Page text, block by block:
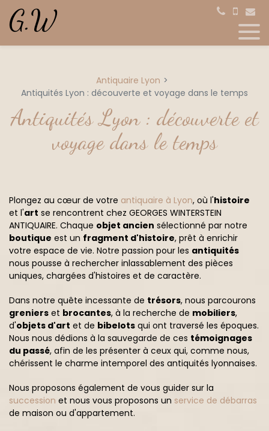
Antiquaire Lyon
Antiquités Lyon : découverte et voyage dans le temps
Antiquités Lyon : découverte et
voyage dans le temps
Plongez au cœur de votre antiquaire à Lyon, où l'histoire
et l'art se rencontrent chez GEORGES WINTERSTEIN
ANTIQUAIRE. Chaque objet ancien sélectionné par notre
boutique est un fragment d'histoire, prêt à enrichir
votre espace de vie. Notre passion pour les antiquités
nous pousse à rechercher inlassablement des pièces
uniques, chargées d'histoires et de caractère.
Dans notre quête incessante de trésors, nous parcourons
greniers et brocantes, à la recherche de mobiliers,
d'objets d'art et de bibelots qui ont traversé les époques.
Nous nous dédions à la sauvegarde de ces témoignages
du passé, afin de les présenter à ceux qui, comme nous,
chérissent le charme intemporel des antiquités lyonnaises.
Nous proposons également de vous guider sur la
succession et nous vous proposons un service de débarras
de maison ou d'appartement.
Panneau de gestion des cookies